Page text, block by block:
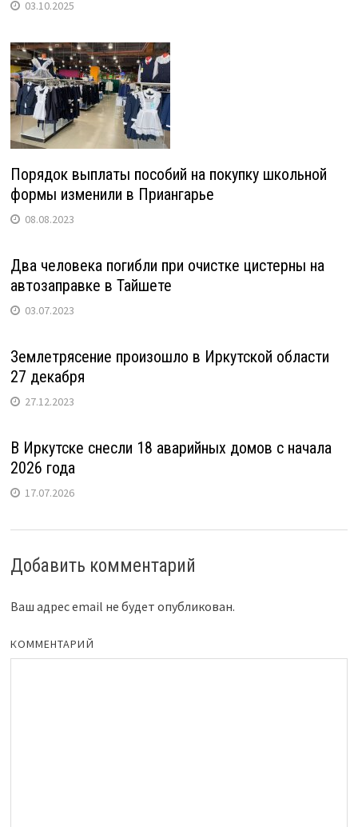
03.10.2025
Порядок выплаты пособий на покупку школьной
формы изменили в Приангарье
08.08.2023
Два человека погибли при очистке цистерны на
автозаправке в Тайшете
03.07.2023
Землетрясение произошло в Иркутской области
27 декабря
27.12.2023
В Иркутске снесли 18 аварийных домов с начала
2026 года
17.07.2026
Добавить комментарий
Ваш адрес email не будет опубликован.
КОММЕНТАРИЙ